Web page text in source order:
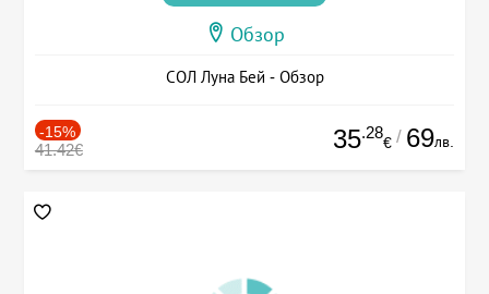
Обзор
СОЛ Луна Бей - Обзор
-15%
41.42€ 35.28
€ / 69лв.